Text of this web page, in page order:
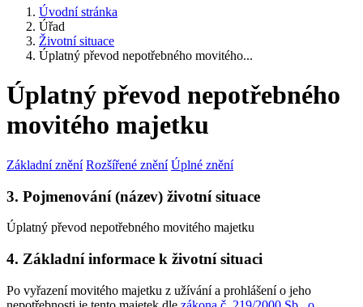
Úvodní stránka
Úřad
Životní situace
Úplatný převod nepotřebného movitého...
Úplatný převod nepotřebného
movitého majetku
Základní znění Rozšířené znění Úplné znění
3. Pojmenování (název) životní situace
Úplatný převod nepotřebného movitého majetku
4. Základní informace k životní situaci
Po vyřazení movitého majetku z užívání a prohlášení o jeho